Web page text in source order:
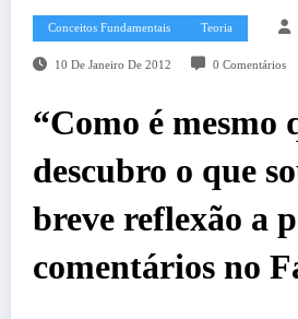
Conceitos Fundamentais Teoria
10 De Janeiro De 2012 0 Comentários
“Como é mesmo
descubro o que
breve reflexão a
comentários no